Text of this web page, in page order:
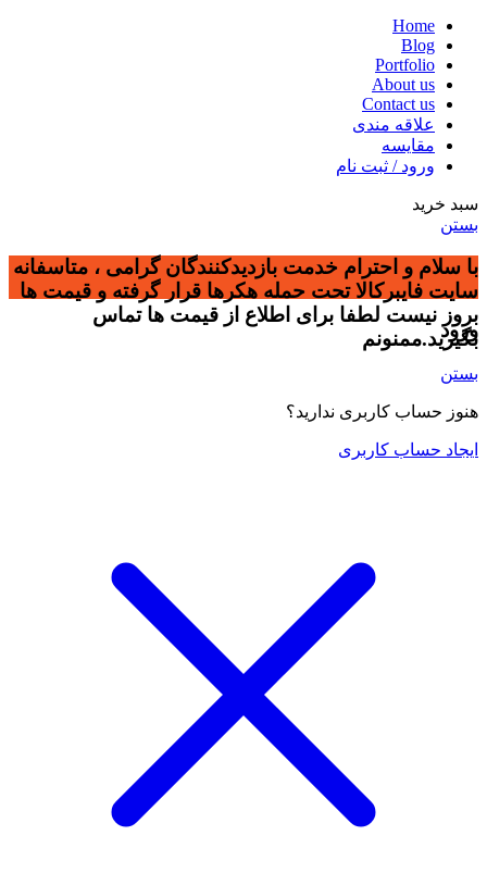
Home
Blog
Portfolio
About us
Contact us
علاقه مندی
مقایسه
ورود / ثبت نام
سبد خرید
بستن
با سلام و احترام خدمت بازدیدکنندگان گرامی ، متاسفانه
سایت فایبرکالا تحت حمله هکرها قرار گرفته و قیمت ها
بروز نیست لطفا برای اطلاع از قیمت ها تماس
بگیرید.ممنونم
ورود
بستن
هنوز حساب کاربری ندارید؟
ایجاد حساب کاربری